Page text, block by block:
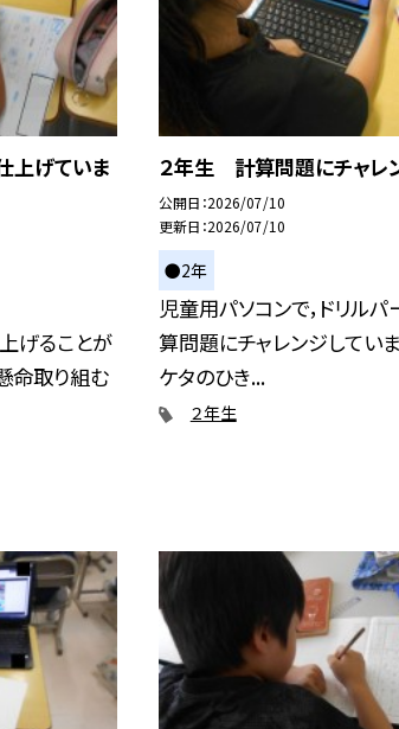
上げていま
げることが
命取り組む
２年生 計算問題にチャレン
公開日 2026/07/10
更新日 2026/07/10
●2年
児童用パソコンで，ドリル
算問題にチャレンジしていま
ケタのひき...
２年生